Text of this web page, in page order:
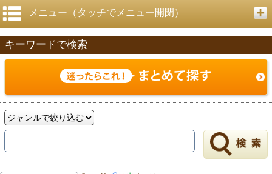
戻る
メニュー（タッチでメニュー開閉）
キーワードで検索